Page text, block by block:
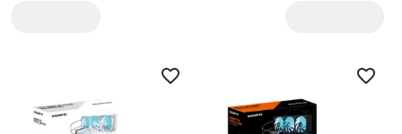
Catalogue GIGABYTE Refroidissement